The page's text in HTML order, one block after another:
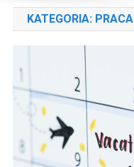
KATEGORIA: PRACA